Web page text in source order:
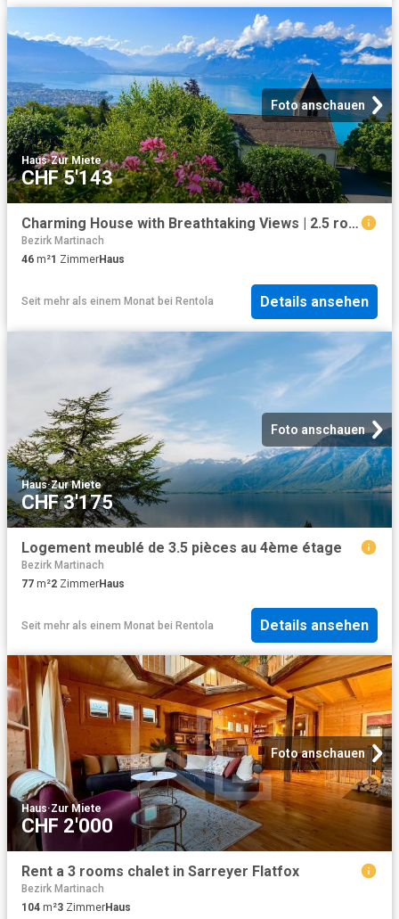
Foto anschauen
Haus·Zur Miete
CHF 5'143
Charming House with Breathtaking Views | 2.5 rooms
Bezirk Martinach
46 m²1 ZimmerHaus
Seit mehr als einem Monat bei Rentola Details ansehen
Foto anschauen
Haus·Zur Miete
CHF 3'175
Logement meublé de 3.5 pièces au 4ème étage
Bezirk Martinach
77 m²2 ZimmerHaus
Seit mehr als einem Monat bei Rentola Details ansehen
Foto anschauen
Haus·Zur Miete
CHF 2'000
Rent a 3 rooms chalet in Sarreyer Flatfox
Bezirk Martinach
104 m²3 ZimmerHaus